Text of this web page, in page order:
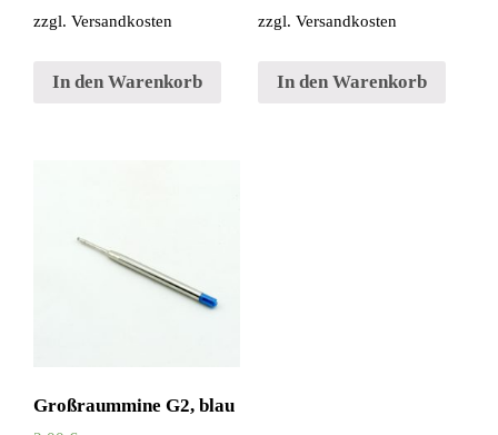
zzgl. Versandkosten
In den Warenkorb
zzgl. Versandkosten
In den Warenkorb
Großraummine G2, blau